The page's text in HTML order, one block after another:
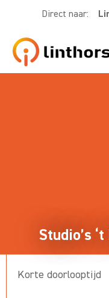
Direct naar:
Studio’s
Korte doorlooptijd